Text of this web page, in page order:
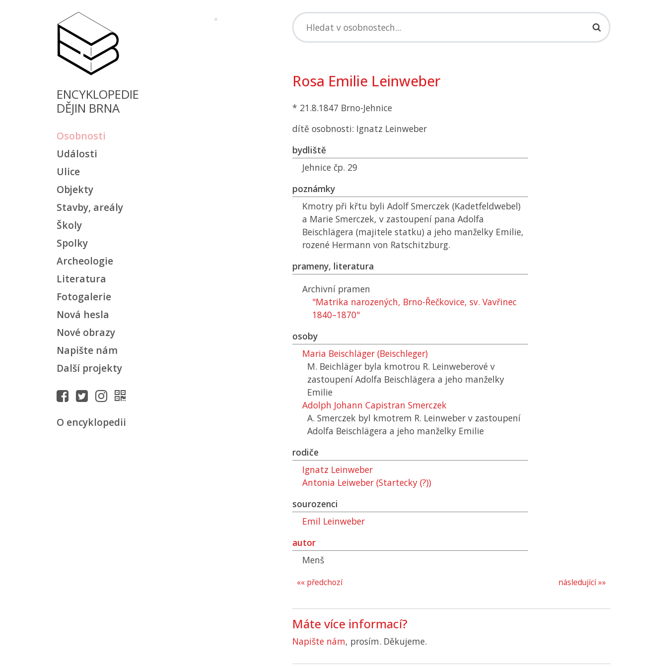
ENCYKLOPEDIE
DĚJIN BRNA
Osobnosti
Události
Ulice
Objekty
Stavby, areály
Školy
Spolky
Archeologie
Literatura
Fotogalerie
Nová hesla
Nové obrazy
Napište nám
Další projekty
O encyklopedii
Rosa Emilie Leinweber
* 21.8.1847 Brno-Jehnice
dítě osobnosti: Ignatz Leinweber
bydliště
Jehnice čp. 29
poznámky
Kmotry při křtu byli Adolf Smerczek (Kadetfeldwebel)
a Marie Smerczek, v zastoupení pana Adolfa
Beischlägera (majitele statku) a jeho manželky Emilie,
rozené Hermann von Ratschitzburg.
prameny, literatura
Archivní pramen
"Matrika narozených, Brno-Řečkovice, sv. Vavřinec
1840–1870"
osoby
Maria Beischläger (Beischleger)
M. Beichläger byla kmotrou R. Leinweberové v
zastoupení Adolfa Beischlägera a jeho manželky
Emilie
Adolph Johann Capistran Smerczek
A. Smerczek byl kmotrem R. Leinweber v zastoupení
Adolfa Beischlägera a jeho manželky Emilie
rodiče
Ignatz Leinweber
Antonia Leiweber (Startecky (?))
sourozenci
Emil Leinweber
autor
Menš
následující »»
«« předchozí
Máte více informací?
Napište nám, prosím. Děkujeme.